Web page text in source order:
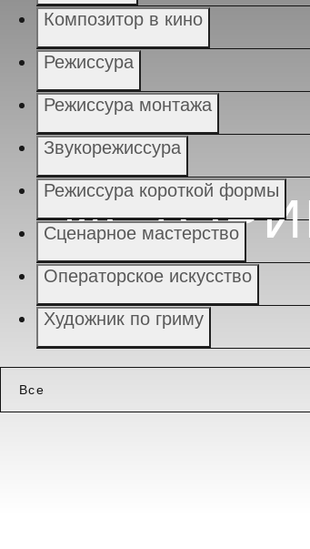
Композитор в кино
Режиссура
Режиссура монтажа
Звукорежиссура
Режиссура короткой формы
Сценарное мастерство
Операторское искусство
Художник по гриму